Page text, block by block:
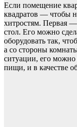
Если помещение
квадратов — чтобы
хитростям. Первая —
стол. Его можно
оборудовать так,
а со стороны
ситуации, его можно
пищи, и в качестве